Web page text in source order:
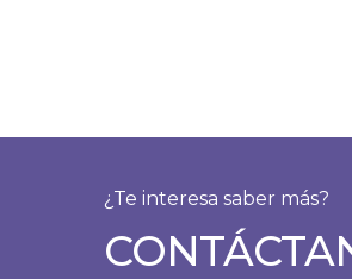
¿Te interesa saber más?